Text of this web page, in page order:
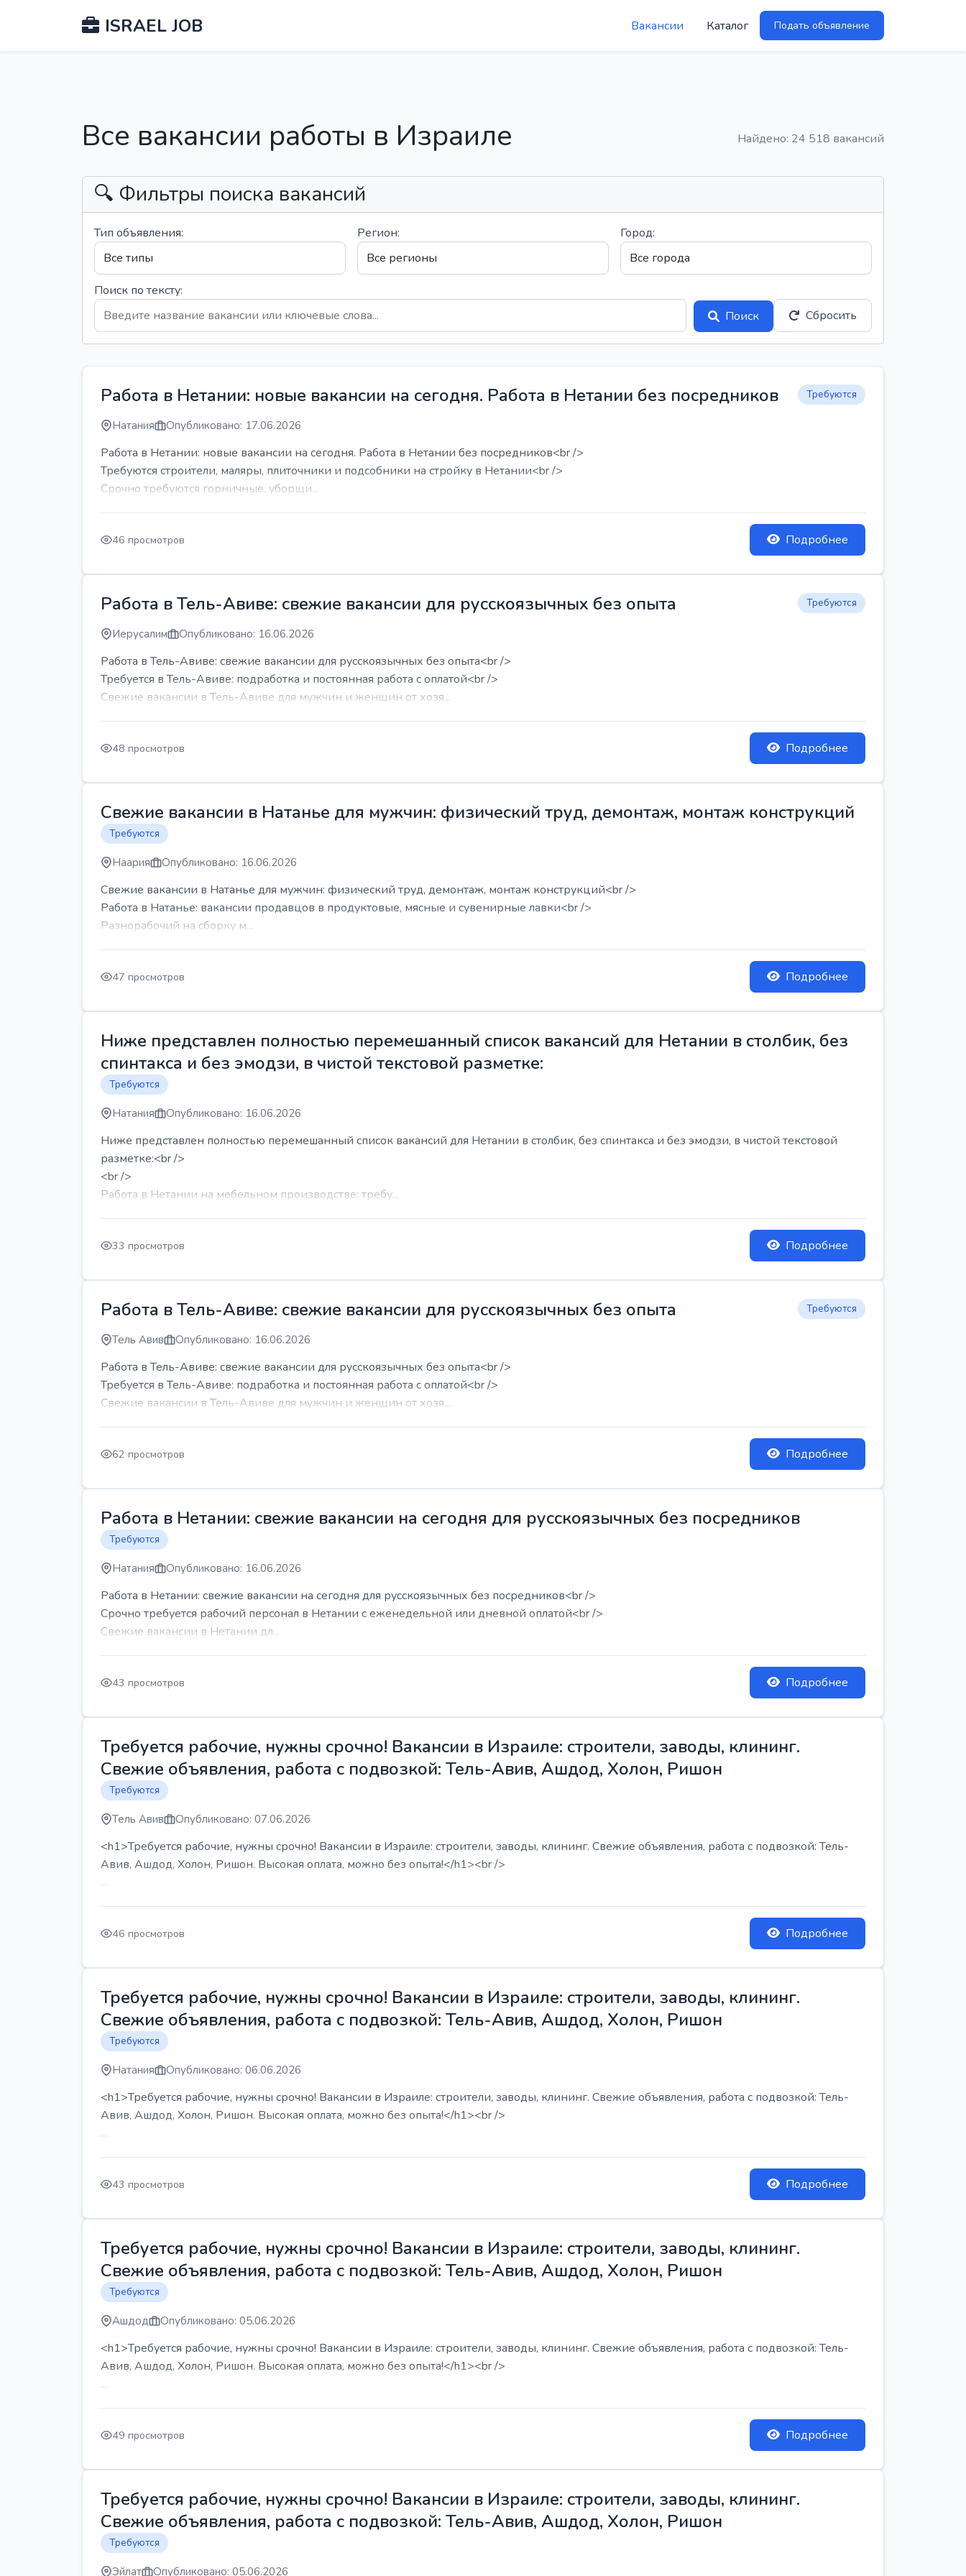
ISRAEL JOB Вакансии Каталог Подать объявление
Все вакансии работы в Израиле Найдено: 24 518 вакансий
🔍 Фильтры поиска вакансий
Тип объявления: Регион: Город:
Поиск по тексту:
Поиск
Сбросить
Работа в Нетании: новые вакансии на сегодня. Работа в Нетании без посредников Требуются
Натания Опубликовано: 17.06.2026
Работа в Нетании: новые вакансии на сегодня. Работа в Нетании без посредников<br />
Требуются строители, маляры, плиточники и подсобники на стройку в Нетании<br />
Срочно требуются горничные, уборщи...
46 просмотров Подробнее
Работа в Тель-Авиве: свежие вакансии для русскоязычных без опыта Требуются
Иерусалим Опубликовано: 16.06.2026
Работа в Тель-Авиве: свежие вакансии для русскоязычных без опыта<br />
Требуется в Тель-Авиве: подработка и постоянная работа с оплатой<br />
Свежие вакансии в Тель-Авиве для мужчин и женщин от хозя...
48 просмотров Подробнее
Свежие вакансии в Натанье для мужчин: физический труд, демонтаж, монтаж конструкций
Требуются
Наария Опубликовано: 16.06.2026
Свежие вакансии в Натанье для мужчин: физический труд, демонтаж, монтаж конструкций<br />
Работа в Натанье: вакансии продавцов в продуктовые, мясные и сувенирные лавки<br />
Разнорабочий на сборку м...
47 просмотров Подробнее
Ниже представлен полностью перемешанный список вакансий для Нетании в столбик, без
спинтакса и без эмодзи, в чистой текстовой разметке:
Требуются
Натания Опубликовано: 16.06.2026
Ниже представлен полностью перемешанный список вакансий для Нетании в столбик, без спинтакса и без эмодзи, в чистой текстовой
разметке:<br />
<br />
Работа в Нетании на мебельном производстве: требу...
33 просмотров Подробнее
Работа в Тель-Авиве: свежие вакансии для русскоязычных без опыта Требуются
Тель Авив Опубликовано: 16.06.2026
Работа в Тель-Авиве: свежие вакансии для русскоязычных без опыта<br />
Требуется в Тель-Авиве: подработка и постоянная работа с оплатой<br />
Свежие вакансии в Тель-Авиве для мужчин и женщин от хозя...
62 просмотров Подробнее
Работа в Нетании: свежие вакансии на сегодня для русскоязычных без посредников
Требуются
Натания Опубликовано: 16.06.2026
Работа в Нетании: свежие вакансии на сегодня для русскоязычных без посредников<br />
Срочно требуется рабочий персонал в Нетании с еженедельной или дневной оплатой<br />
Свежие вакансии в Нетании дл...
43 просмотров Подробнее
Требуется рабочие, нужны срочно! Вакансии в Израиле: строители, заводы, клининг.
Свежие объявления, работа с подвозкой: Тель-Авив, Ашдод, Холон, Ришон
Требуются
Тель Авив Опубликовано: 07.06.2026
<h1>Требуется рабочие, нужны срочно! Вакансии в Израиле: строители, заводы, клининг. Свежие объявления, работа с подвозкой: Тель-
Авив, Ашдод, Холон, Ришон. Высокая оплата, можно без опыта!</h1><br />
...
46 просмотров Подробнее
Требуется рабочие, нужны срочно! Вакансии в Израиле: строители, заводы, клининг.
Свежие объявления, работа с подвозкой: Тель-Авив, Ашдод, Холон, Ришон
Требуются
Натания Опубликовано: 06.06.2026
<h1>Требуется рабочие, нужны срочно! Вакансии в Израиле: строители, заводы, клининг. Свежие объявления, работа с подвозкой: Тель-
Авив, Ашдод, Холон, Ришон. Высокая оплата, можно без опыта!</h1><br />
...
43 просмотров Подробнее
Требуется рабочие, нужны срочно! Вакансии в Израиле: строители, заводы, клининг.
Свежие объявления, работа с подвозкой: Тель-Авив, Ашдод, Холон, Ришон
Требуются
Ашдод Опубликовано: 05.06.2026
<h1>Требуется рабочие, нужны срочно! Вакансии в Израиле: строители, заводы, клининг. Свежие объявления, работа с подвозкой: Тель-
Авив, Ашдод, Холон, Ришон. Высокая оплата, можно без опыта!</h1><br />
...
49 просмотров Подробнее
Требуется рабочие, нужны срочно! Вакансии в Израиле: строители, заводы, клининг.
Свежие объявления, работа с подвозкой: Тель-Авив, Ашдод, Холон, Ришон
Требуются
Эйлат Опубликовано: 05.06.2026